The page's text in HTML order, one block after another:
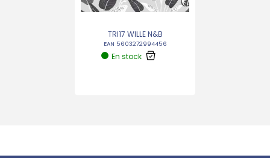
TRI17 WILLE N&B
EAN 5603272994456
En stock